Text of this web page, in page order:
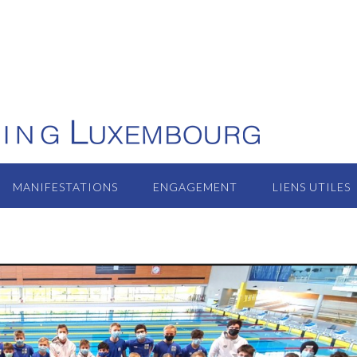
MANIFESTATIONS ENGAGEMENT LIENS UTILES